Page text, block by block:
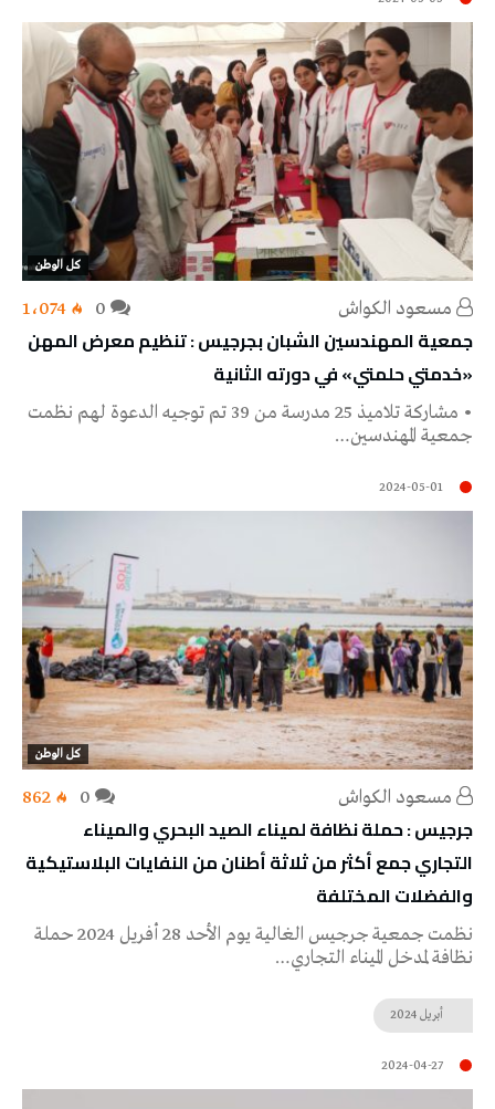
كل الوطن
مسعود الكواش 1٬074
جمعية المهندسين الشبان بجرجيس : تنظيم معرض المهن
«خدمتي حلمتي» في دورته الثانية
• مشاركة تلاميذ 25 مدرسة من 39 تم توجيه الدعوة لهم نظمت
جمعية المهندسين…
2024-05-01
كل الوطن
مسعود الكواش 862
جرجيس : حملة نظافة لميناء الصيد البحري والميناء
التجاري جمع أكثر من ثلاثة أطنان من النفايات البلاستيكية
والفضلات المختلفة
نظمت جمعية جرجيس الغالية يوم الأحد 28 أفريل 2024 حملة
نظافة لمدخل الميناء التجاري…
أبريل 2024
2024-04-27